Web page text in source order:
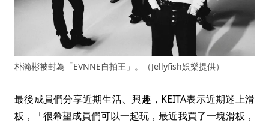
朴瀚彬被封為「EVNNE自拍王」。（Jellyfish娛樂提供）
最後成員們分享近期生活、興趣，KEITA表示近期迷上滑
板，「很希望成員們可以一起玩，最近我買了一塊滑板，